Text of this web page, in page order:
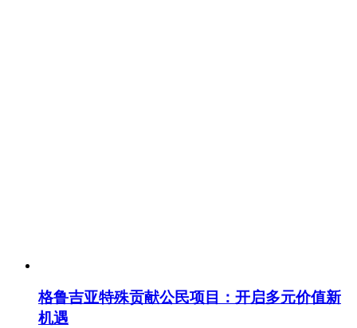
格鲁吉亚特殊贡献公民项目：开启多元价值新
机遇